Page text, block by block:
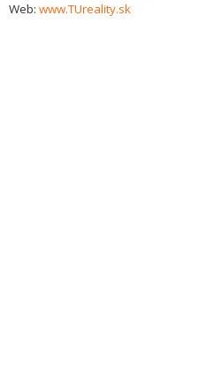
Web: www.TUreality.sk